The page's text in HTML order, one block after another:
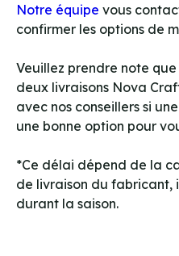
Notre équipe vous
confirmer les options de
Veuillez prendre note
deux livraisons Nova
avec nos conseillers si
une bonne option pour
*Ce délai dépend de la
de livraison du fabricant,
durant la saison.